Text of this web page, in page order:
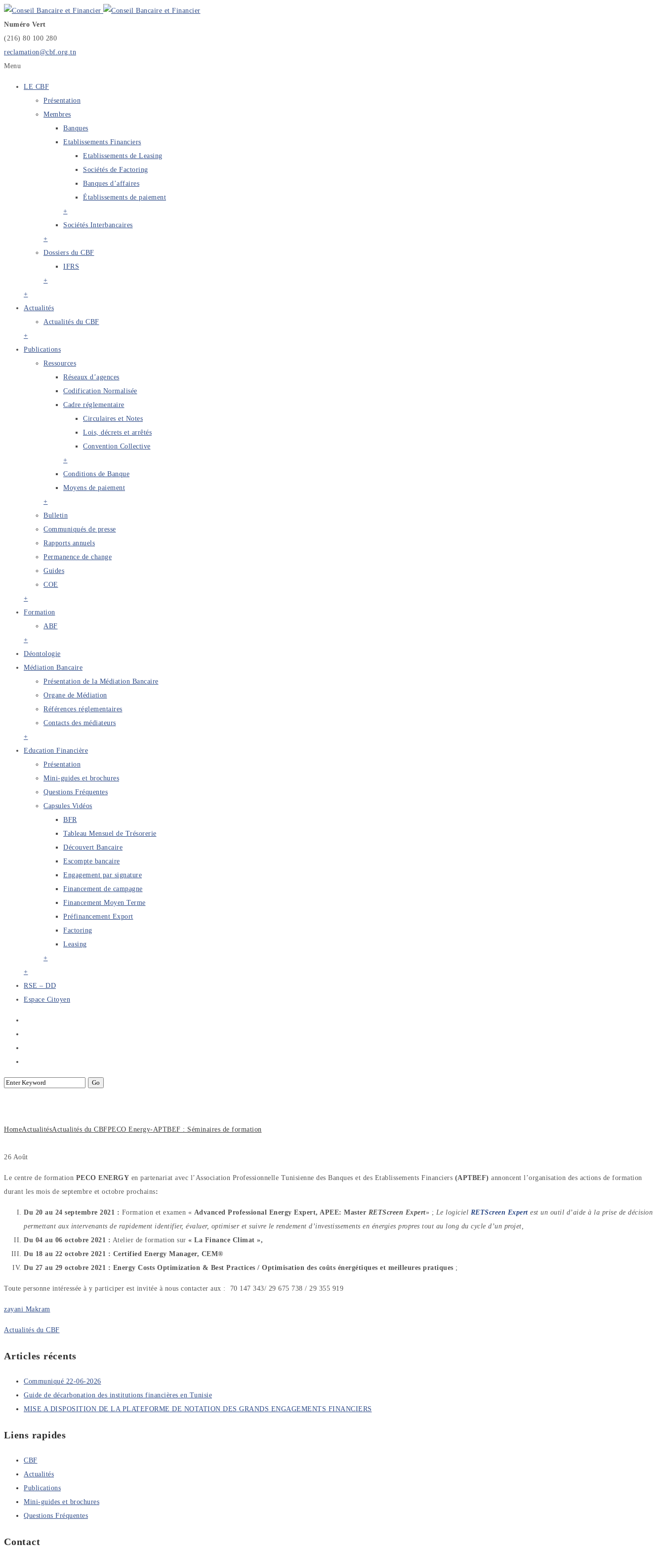
Numéro Vert
(216) 80 100 280
reclamation@cbf.org.tn
Menu
LE CBF
Présentation
Membres
Banques
Etablissements Financiers
Etablissements de Leasing
Sociétés de Factoring
Banques d’affaires
Établissements de paiement
+
Sociétés Interbancaires
+
Dossiers du CBF
IFRS
+
+
Actualités
Actualités du CBF
+
Publications
Ressources
Réseaux d’agences
Codification Normalisée
Cadre réglementaire
Circulaires et Notes
Lois, décrets et arrêtés
Convention Collective
+
Conditions de Banque
Moyens de paiement
+
Bulletin
Communiqués de presse
Rapports annuels
Permanence de change
Guides
COE
+
Formation
ABF
+
Déontologie
Médiation Bancaire
Présentation de la Médiation Bancaire
Organe de Médiation
Références réglementaires
Contacts des médiateurs
+
Education Financière
Présentation
Mini-guides et brochures
Questions Fréquentes
Capsules Vidéos
BFR
Tableau Mensuel de Trésorerie
Découvert Bancaire
Escompte bancaire
Engagement par signature
Financement de campagne
Financement Moyen Terme
Préfinancement Export
Factoring
Leasing
+
+
RSE – DD
Espace Citoyen
HomeActualitésActualités du CBFPECO Energy-APTBEF : Séminaires de formation
26 Août
Le centre de formation PECO ENERGY en partenariat avec l’Association Professionnelle Tunisienne des Banques et des Etablissements Financiers (APTBEF) annoncent l’organisation des actions de formation
durant les mois de septembre et octobre prochains:
Du 20 au 24 septembre 2021 : Formation et examen « Advanced Professional Energy Expert, APEE: Master RETScreen Expert» ; Le logiciel RETScreen Expert est un outil d’aide à la prise de décision
permettant aux intervenants de rapidement identifier, évaluer, optimiser et suivre le rendement d’investissements en énergies propres tout au long du cycle d’un projet,
Du 04 au 06 octobre 2021 : Atelier de formation sur « La Finance Climat »,
Du 18 au 22 octobre 2021 : Certified Energy Manager, CEM®
Du 27 au 29 octobre 2021 : Energy Costs Optimization & Best Practices / Optimisation des coûts énergétiques et meilleures pratiques ;
Toute personne intéressée à y participer est invitée à nous contacter aux : 70 147 343/ 29 675 738 / 29 355 919
zayani Makram
Actualités du CBF
Articles récents
Communiqué 22-06-2026
Guide de décarbonation des institutions financières en Tunisie
MISE A DISPOSITION DE LA PLATEFORME DE NOTATION DES GRANDS ENGAGEMENTS FINANCIERS
Liens rapides
CBF
Actualités
Publications
Mini-guides et brochures
Questions Fréquentes
Contact